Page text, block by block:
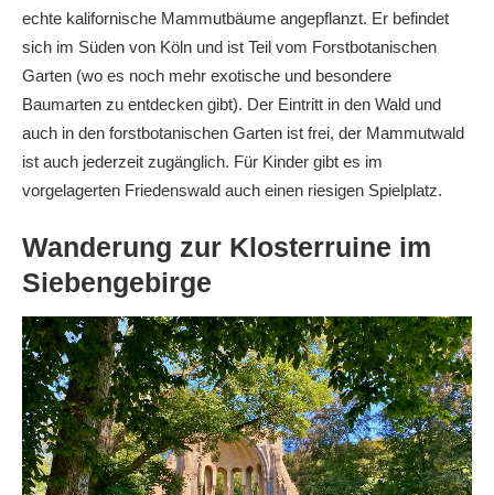
echte kalifornische Mammutbäume angepflanzt. Er befindet
sich im Süden von Köln und ist Teil vom Forstbotanischen
Garten (wo es noch mehr exotische und besondere
Baumarten zu entdecken gibt). Der Eintritt in den Wald und
auch in den forstbotanischen Garten ist frei, der Mammutwald
ist auch jederzeit zugänglich. Für Kinder gibt es im
vorgelagerten Friedenswald auch einen riesigen Spielplatz.
Wanderung zur Klosterruine im
Siebengebirge